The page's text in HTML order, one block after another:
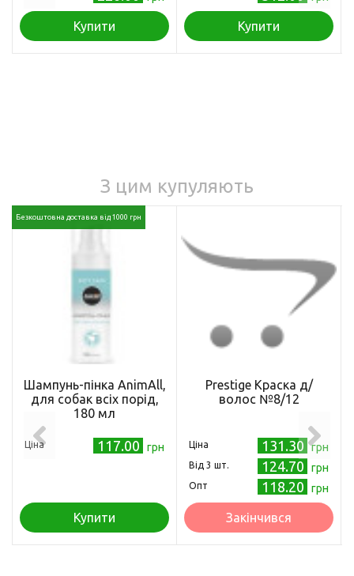
Купити Купити
З цим купуляють
Безкоштовна доставка від 1000 грн
Шампунь-пінка AnimAll,
для собак всіх порід,
180 мл
Ціна 117.00 грн
Купити
Prestige Краска д/
волос №8/12
Ціна 131.30 грн
Від 3 шт. 124.70 грн
Опт 118.20 грн
Закінчився